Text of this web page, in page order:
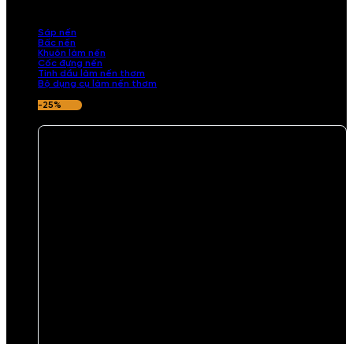
Sáp nến
Bấc nến
Khuôn làm nến
Cốc đựng nến
Tinh dầu làm nến thơm
Bộ dụng cụ làm nến thơm
-25%